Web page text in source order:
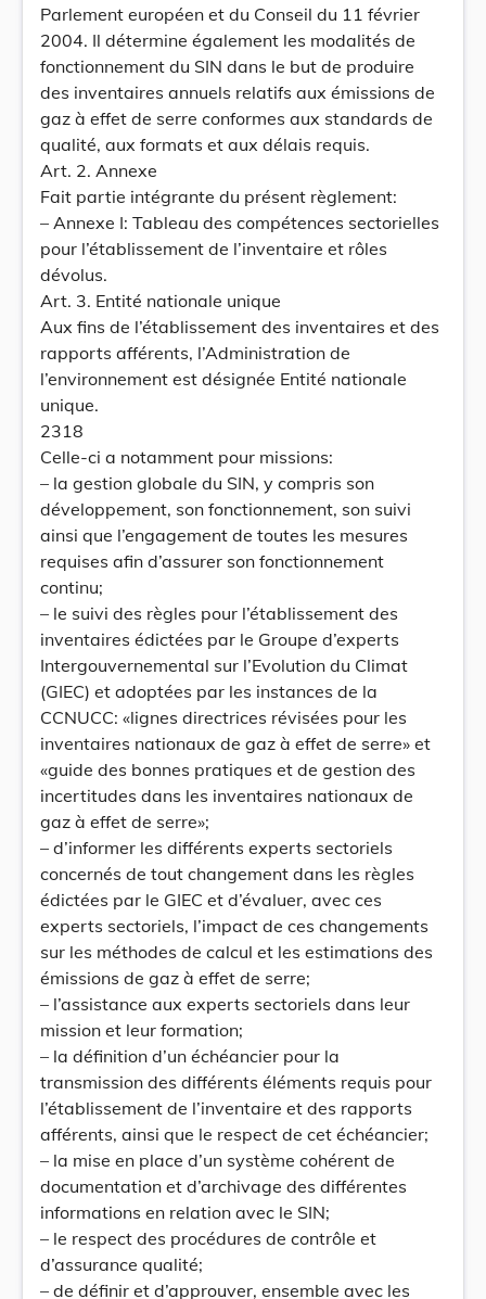
Parlement européen et du Conseil du 11 février
2004. Il détermine également les modalités de
fonctionnement du SIN dans le but de produire
des inventaires annuels relatifs aux émissions de
gaz à effet de serre conformes aux standards de
qualité, aux formats et aux délais requis.
Art. 2. Annexe
Fait partie intégrante du présent règlement:
– Annexe I: Tableau des compétences sectorielles
pour l’établissement de l’inventaire et rôles
dévolus.
Art. 3. Entité nationale unique
Aux fins de l’établissement des inventaires et des
rapports afférents, l’Administration de
l’environnement est désignée Entité nationale
unique.
2318
Celle-ci a notamment pour missions:
– la gestion globale du SIN, y compris son
développement, son fonctionnement, son suivi
ainsi que l’engagement de toutes les mesures
requises afin d’assurer son fonctionnement
continu;
– le suivi des règles pour l’établissement des
inventaires édictées par le Groupe d’experts
Intergouvernemental sur l’Evolution du Climat
(GIEC) et adoptées par les instances de la
CCNUCC: «lignes directrices révisées pour les
inventaires nationaux de gaz à effet de serre» et
«guide des bonnes pratiques et de gestion des
incertitudes dans les inventaires nationaux de
gaz à effet de serre»;
– d’informer les différents experts sectoriels
concernés de tout changement dans les règles
édictées par le GIEC et d’évaluer, avec ces
experts sectoriels, l’impact de ces changements
sur les méthodes de calcul et les estimations des
émissions de gaz à effet de serre;
– l’assistance aux experts sectoriels dans leur
mission et leur formation;
– la définition d’un échéancier pour la
transmission des différents éléments requis pour
l’établissement de l’inventaire et des rapports
afférents, ainsi que le respect de cet échéancier;
– la mise en place d’un système cohérent de
documentation et d’archivage des différentes
informations en relation avec le SIN;
– le respect des procédures de contrôle et
d’assurance qualité;
– de définir et d’approuver, ensemble avec les